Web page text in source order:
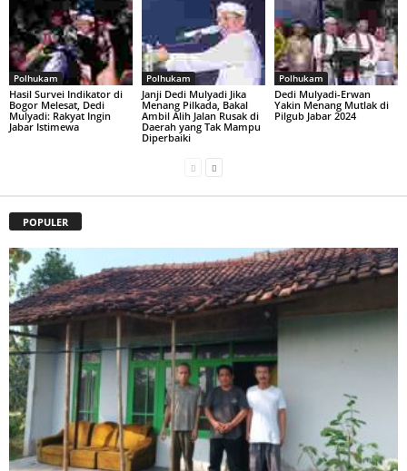
Polhukam
Hasil Survei Indikator di
Bogor Melesat, Dedi
Mulyadi: Rakyat Ingin
Jabar Istimewa
Polhukam
Janji Dedi Mulyadi Jika
Menang Pilkada, Bakal
Ambil Alih Jalan Rusak di
Daerah yang Tak Mampu
Diperbaiki
Polhukam
Dedi Mulyadi-Erwan
Yakin Menang Mutlak di
Pilgub Jabar 2024
POPULER